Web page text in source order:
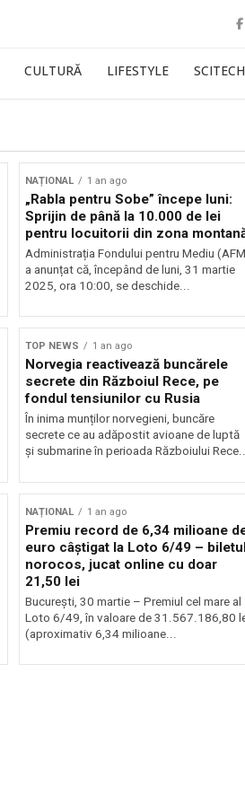
CULTURĂ LIFESTYLE SCITECH
NAȚIONAL 1 an ago
„Rabla pentru Sobe” începe luni:
Sprijin de până la 10.000 de lei
pentru locuitorii din zona
Administrația Fondului pentru Mediu
a anunțat că, începând de luni, 31 martie
2025, ora 10:00, se deschide...
TOP NEWS 1 an ago
Norvegia reactivează buncărele
secrete din Războiul Rece, pe
fondul tensiunilor cu Rusia
În inima munților norvegieni, buncăre
secrete ce au adăpostit avioane de luptă
și submarine în perioada Războiului
NAȚIONAL 1 an ago
Premiu record de 6,34 milioane
euro câștigat la Loto 6/49 –
norocos, jucat online cu doar
21,50 lei
București, 30 martie – Premiul cel mare al
Loto 6/49, în valoare de 31.567.186,80
(aproximativ 6,34 milioane...